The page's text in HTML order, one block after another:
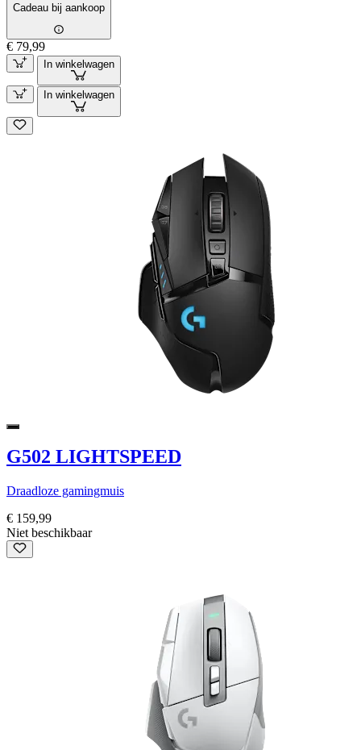
Cadeau bij aankoop
€ 79,99
In winkelwagen
In winkelwagen
G502 LIGHTSPEED
Draadloze gamingmuis
€ 159,99
Niet beschikbaar